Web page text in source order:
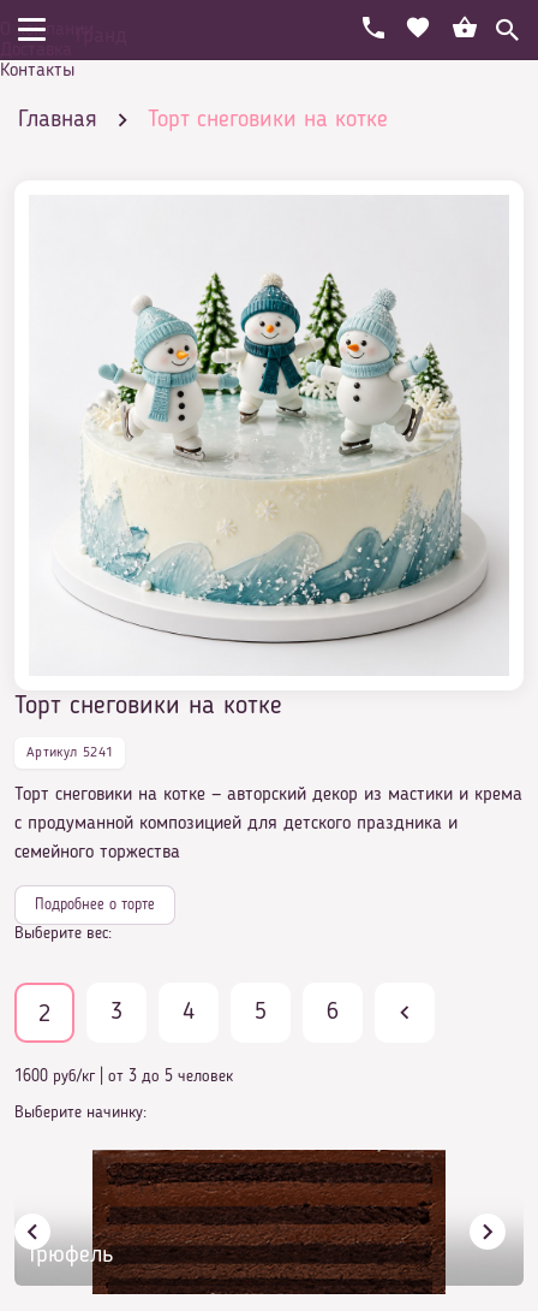
О компании
Контакты
Главная Торт снеговики на котке
Торт снеговики на котке
Артикул 5241
Торт снеговики на котке — авторский декор из мастики и крема
с продуманной композицией для детского праздника и
семейного торжества
Подробнее о торте
Выберите вес:
2 3 4 5 6
1600 руб/кг от 3 до 5 человек
Выберите начинку:
Трюфель